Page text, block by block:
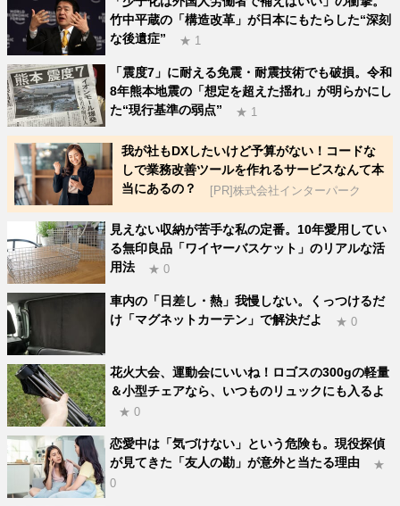
竹中平蔵の「構造改革」が日本にもたらした“深刻
な後遺症”
★ 1
「震度7」に耐える免震・耐震技術でも破損。令和
8年熊本地震の「想定を超えた揺れ」が明らかにし
た“現行基準の弱点”
★ 1
我が社もDXしたいけど予算がない！コードな
しで業務改善ツールを作れるサービスなんて本
当にあるの？
[PR]株式会社インターパーク
見えない収納が苦手な私の定番。10年愛用してい
る無印良品「ワイヤーバスケット」のリアルな活
用法
★ 0
車内の「日差し・熱」我慢しない。くっつけるだ
け「マグネットカーテン」で解決だよ
★ 0
花火大会、運動会にいいね！ロゴスの300gの軽量
＆小型チェアなら、いつものリュックにも入るよ
★ 0
恋愛中は「気づけない」という危険も。現役探偵
が見てきた「友人の勘」が意外と当たる理由
★
0